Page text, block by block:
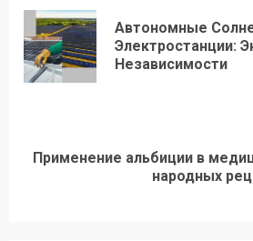
чтение
Автономные
Электростанции:
Независимости
Следующая
Применение альбиции в
народных